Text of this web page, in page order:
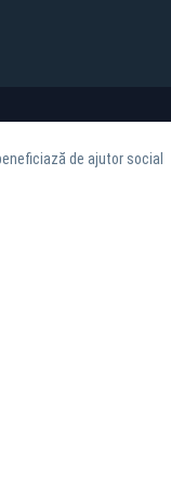
de ajutor social